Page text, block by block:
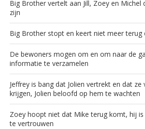
Big Brother vertelt aan Jill, Zoey en Michel
zijn
Big Brother stopt en keert niet meer terug
De bewoners mogen om en om naar de
informatie te verzamelen
Jeffrey is bang dat Jolien vertrekt en dat
krijgen, Jolien beloofd op hem te wachten
Zoey hoopt niet dat Mike terug komt, hij
te vertrouwen